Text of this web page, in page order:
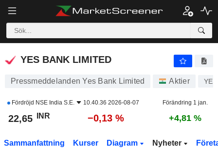
YES BANK LIMITED
YES BANK LIMITED
Pressmeddelanden Yes Bank Limited Aktier
Fördröjd NSE India S.E. 10.40.36 2026-08-07 Förändring 1 jan.
22,65 INR −0,13 % +4,81 %
Sammanfattning Kurser Diagram Nyheter